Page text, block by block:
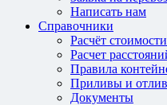
Написать нам
Справочники
Расчёт
Расчет
Правила
Приливы и
Документы